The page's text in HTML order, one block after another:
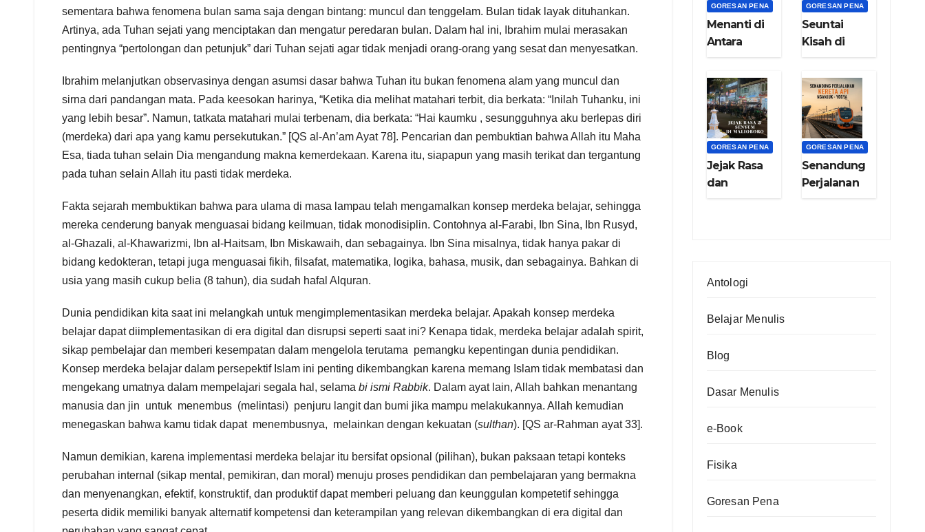
sementara bahwa fenomena bulan sama saja dengan bintang: muncul dan tenggelam. Bulan tidak layak dituhankan.
Artinya, ada Tuhan sejati yang menciptakan dan mengatur peredaran bulan. Dalam hal ini, Ibrahim mulai merasakan
pentingnya “pertolongan dan petunjuk” dari Tuhan sejati agar tidak menjadi orang-orang yang sesat dan menyesatkan.
Ibrahim melanjutkan observasinya dengan asumsi dasar bahwa Tuhan itu bukan fenomena alam yang muncul dan
sirna dari pandangan mata. Pada keesokan harinya, “Ketika dia melihat matahari terbit, dia berkata: “Inilah Tuhanku, ini
yang lebih besar”. Namun, tatkata matahari mulai terbenam, dia berkata: “Hai kaumku , sesungguhnya aku berlepas diri
(merdeka) dari apa yang kamu persekutukan.” [QS al-An’am Ayat 78]. Pencarian dan pembuktian bahwa Allah itu Maha
Esa, tiada tuhan selain Dia mengandung makna kemerdekaan. Karena itu, siapapun yang masih terikat dan tergantung
pada tuhan selain Allah itu pasti tidak merdeka.
Fakta sejarah membuktikan bahwa para ulama di masa lampau telah mengamalkan konsep merdeka belajar, sehingga
mereka cenderung banyak menguasai bidang keilmuan, tidak monodisiplin. Contohnya al-Farabi, Ibn Sina, Ibn Rusyd,
al-Ghazali, al-Khawarizmi, Ibn al-Haitsam, Ibn Miskawaih, dan sebagainya. Ibn Sina misalnya, tidak hanya pakar di
bidang kedokteran, tetapi juga menguasai fikih, filsafat, matematika, logika, bahasa, musik, dan sebagainya. Bahkan di
usia yang masih cukup belia (8 tahun), dia sudah hafal Alquran.
Dunia pendidikan kita saat ini melangkah untuk mengimplementasikan merdeka belajar. Apakah konsep merdeka
belajar dapat diimplementasikan di era digital dan disrupsi seperti saat ini? Kenapa tidak, merdeka belajar adalah spirit,
sikap pembelajar dan memberi kesempatan dalam mengelola terutama pemangku kepentingan dunia pendidikan.
Konsep merdeka belajar dalam persepektif Islam ini penting dikembangkan karena memang Islam tidak membatasi dan
mengekang umatnya dalam mempelajari segala hal, selama bi ismi Rabbik. Dalam ayat lain, Allah bahkan menantang
manusia dan jin untuk menembus (melintasi) penjuru langit dan bumi jika mampu melakukannya. Allah kemudian
menegaskan bahwa kamu tidak dapat menembusnya, melainkan dengan kekuatan (sulthan). [QS ar-Rahman ayat 33].
Namun demikian, karena implementasi merdeka belajar itu bersifat opsional (pilihan), bukan paksaan tetapi konteks
perubahan internal (sikap mental, pemikiran, dan moral) menuju proses pendidikan dan pembelajaran yang bermakna
dan menyenangkan, efektif, konstruktif, dan produktif dapat memberi peluang dan keunggulan kompetetif sehingga
peserta didik memiliki banyak alternatif kompetensi dan keterampilan yang relevan dikembangkan di era digital dan
GORESAN PENA
Menanti di
Antara
Cisarua dan
Senja di
Garbella
(bag.6)
GORESAN PENA
Seuntai
Kisah di
Yogyakarta-
Bogor
(bag.5)
GORESAN PENA
Jejak Rasa
dan
GORESAN PENA
Senandung
Perjalanan
Antologi
Belajar Menulis
Blog
Dasar Menulis
e-Book
Fisika
Goresan Pena